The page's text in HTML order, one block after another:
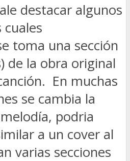
destacar algunos
cuales
toma una sección
de la obra original
En muchas
se cambia la
podria
a un cover al
varias secciones